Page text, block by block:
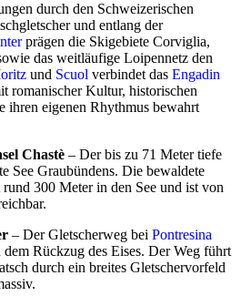
durch den Schweizerischen
und entlang der
prägen die Skigebiete Corviglia,
das weitläufige Loipennetz den
und Scuol verbindet das Engadin
romanischer Kultur, historischen
ihren eigenen Rhythmus bewahrt
Chastè – Der bis zu 71 Meter tiefe
See Graubündens. Die bewaldete
300 Meter in den See und ist von
– Der Gletscherweg bei Pontresina
Rückzug des Eises. Der Weg führt
durch ein breites Gletschervorfeld